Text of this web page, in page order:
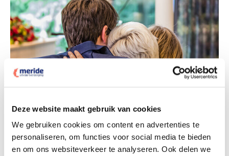
Deze website maakt gebruik van cookies
We gebruiken cookies om content en advertenties te
personaliseren, om functies voor social media te bieden
en om ons websiteverkeer te analyseren. Ook delen we
Bekijk tarieven voor begrafenis